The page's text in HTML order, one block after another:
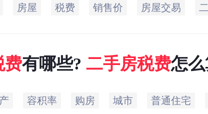
房屋 税费 销售价 房屋交易
费有哪些? 二手房税费怎
容积率 购房 城市 普通住宅